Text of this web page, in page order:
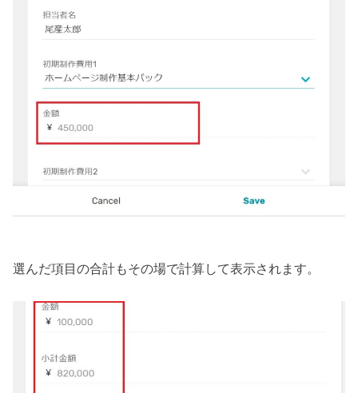
選んだ項目の合計もその場で計算して表示されます。